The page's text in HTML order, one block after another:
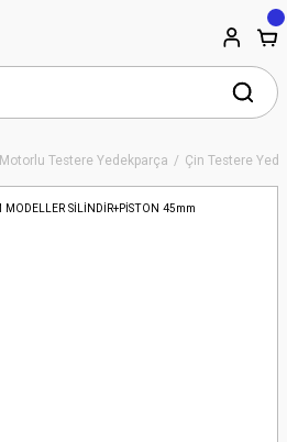
Motorlu Testere Yedekparça Çin Testere